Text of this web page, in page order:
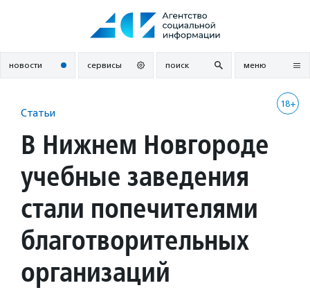
новости сервисы поиск меню
18+
Статьи
В Нижнем Новгороде
учебные заведения
стали попечителями
благотворительных
организаций